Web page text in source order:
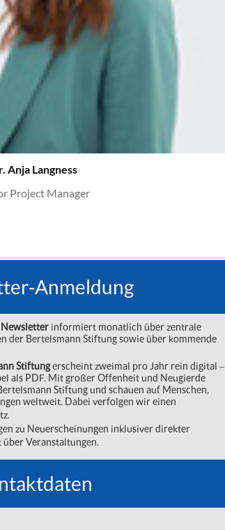
Anja Langness
Project Manager
Anmeldung
informiert monatlich über zentrale
der Bertelsmann Stiftung sowie über kommende
Stiftungerscheint zweimal pro Jahr rein digital ‒
als PDF. Mit großer Offenheit und Neugierde
Stiftung und schauen auf Menschen,
weltweit. Dabei verfolgen wir einen
zu Neuerscheinungen inklusiver direkter
Veranstaltungen.